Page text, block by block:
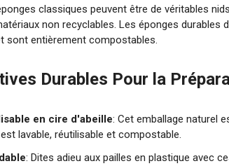
classiques peuvent être de véritables
non recyclables. Les éponges
sont entièrement compostables.
Durables Pour la
en cire d'abeille: Cet emballage naturel
lavable, réutilisable et compostable.
: Dites adieu aux pailles en plastique avec